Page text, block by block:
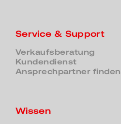
Service & Support
Verkaufsberatung
Kundendienst
Ansprechpartner finden
Wissen